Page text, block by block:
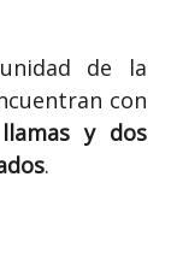
de la
con
y dos
.